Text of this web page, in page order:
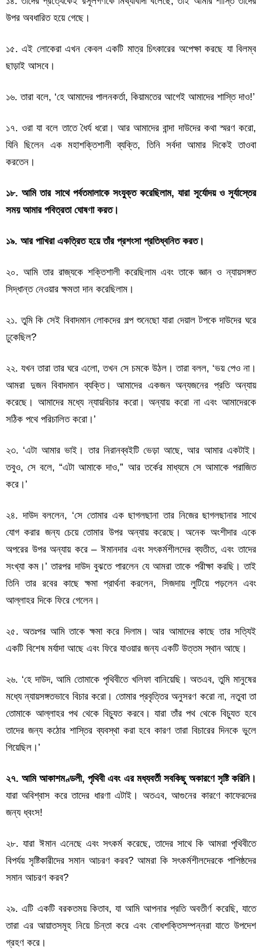
উপর অবধারিত হয়ে গেছে।
১৫. এই লোকেরা এখন কেবল একটি মাত্র চিৎকারের অপেক্ষা করছে যা বিলম্ব
ছাড়াই আসবে।
১৬. তারা বলে, ‘হে আমাদের পালনকর্তা, কিয়ামতের আগেই আমাদের শাস্তি দাও!’
১৭. ওরা যা বলে তাতে ধৈর্য ধরো। আর আমাদের বান্দা দাউদের কথা স্মরণ করো,
যিনি ছিলেন এক মহাশক্তিশালী ব্যক্তি, তিনি সর্বদা আমার দিকেই তাওবা
করতেন।
১৮. আমি তার সাথে পর্বতমালাকে সংযুক্ত করেছিলাম, যারা সূর্যোদয় ও সূর্যাস্তের
সময় আমার পবিত্রতা ঘোষণা করত।
১৯. আর পাখিরা একত্রিত হয়ে তাঁর প্রশংসা প্রতিধ্বনিত করত।
২০. আমি তার রাজ্যকে শক্তিশালী করেছিলাম এবং তাকে জ্ঞান ও ন্যায়সঙ্গত
সিদ্ধান্ত নেওয়ার ক্ষমতা দান করেছিলাম।
২১. তুমি কি সেই বিবাদমান লোকদের গল্প শুনেছো যারা দেয়াল টপকে দাউদের ঘরে
ঢুকেছিল?
২২. যখন তারা তার ঘরে এলো, তখন সে চমকে উঠল। তারা বলল, ‘ভয় পেও না।
আমরা দুজন বিবাদমান ব্যক্তি। আমাদের একজন অন্যজনের প্রতি অন্যায়
করেছে। আমাদের মধ্যে ন্যায়বিচার করো। অন্যায় করো না এবং আমাদেরকে
সঠিক পথে পরিচালিত করো।’
২৩. ‘এটা আমার ভাই। তার নিরানব্বইটি ভেড়া আছে, আর আমার একটাই।
তবুও, সে বলে, “এটা আমাকে দাও,” আর তর্কের মাধ্যমে সে আমাকে পরাজিত
করে।’
২৪. দাউদ বললেন, ‘সে তোমার এক ছাগলছানা তার নিজের ছাগলছানার সাথে
যোগ করার জন্য চেয়ে তোমার উপর অন্যায় করেছে। অনেক অংশীদার একে
অপরের উপর অন্যায় করে – ঈমানদার এবং সৎকর্মশীলদের ব্যতীত, এবং তাদের
সংখ্যা কম।’ তারপর দাউদ বুঝতে পারলেন যে আমরা তাকে পরীক্ষা করছি। তাই
তিনি তার রবের কাছে ক্ষমা প্রার্থনা করলেন, সিজদায় লুটিয়ে পড়লেন এবং
আল্লাহর দিকে ফিরে গেলেন।
২৫. অতঃপর আমি তাকে ক্ষমা করে দিলাম। আর আমাদের কাছে তার সত্যিই
একটি বিশেষ মর্যাদা আছে এবং ফিরে যাওয়ার জন্য একটি উত্তম স্থান আছে।
২৬. ‘হে দাউদ, আমি তোমাকে পৃথিবীতে খলিফা বানিয়েছি। অতএব, তুমি মানুষের
মধ্যে ন্যায়সঙ্গতভাবে বিচার করো। তোমার প্রবৃত্তির অনুসরণ করো না, নতুবা তা
তোমাকে আল্লাহর পথ থেকে বিচ্যুত করবে। যারা তাঁর পথ থেকে বিচ্যুত হবে
তাদের জন্য কঠোর শাস্তির ব্যবস্থা করা হবে কারণ তারা বিচারের দিনকে ভুলে
গিয়েছিল।’
২৭. আমি আকাশমণ্ডলী, পৃথিবী এবং এর মধ্যবর্তী সবকিছু অকারণে সৃষ্টি করিনি।
যারা অবিশ্বাস করে তাদের ধারণা এটাই। অতএব, আগুনের কারণে কাফেরদের
জন্য ধ্বংস!
২৮. যারা ঈমান এনেছে এবং সৎকর্ম করেছে, তাদের সাথে কি আমরা পৃথিবীতে
বিপর্যয় সৃষ্টিকারীদের সমান আচরণ করব? আমরা কি সৎকর্মশীলদেরকে পাপিষ্ঠদের
সমান আচরণ করব?
২৯. এটি একটি বরকতময় কিতাব, যা আমি আপনার প্রতি অবতীর্ণ করেছি, যাতে
তারা এর আয়াতসমূহ নিয়ে চিন্তা করে এবং বোধশক্তিসম্পন্নরা যাতে উপদেশ
গ্রহণ করে।